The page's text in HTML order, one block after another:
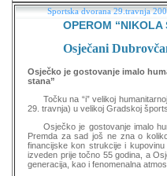
Sportska dvorana 29.travnja
OPEROM “NIKOLA
Osječani
Osječko je gostovanje imalo
stana”
Točku na “i” velikoj
29. travnja) u velikoj Gradskoj
Osječko je gostovanje imalo
Premda za sad još ne zna o
financijske kon strukcije i
izveden prije točno 55 godina, a
generacija, kao i fenomenalna